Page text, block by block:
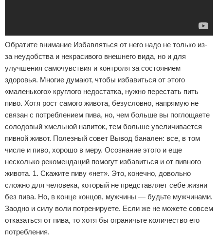
Обратите внимание Избавляться от него надо не только из-
за неудобства и некрасивого внешнего вида, но и для
улучшения самочувствия и контроля за состоянием
здоровья. Многие думают, чтобы избавиться от этого
«маленького» круглого недостатка, нужно перестать пить
пиво. Хотя рост самого живота, безусловно, напрямую не
связан с потреблением пива, но, чем больше вы поглощаете
солодовый хмельной напиток, тем больше увеличивается
пивной живот. Полезный совет Вывод банален: все, в том
числе и пиво, хорошо в меру. Осознание этого и еще
несколько рекомендаций помогут избавиться и от пивного
живота. 1. Скажите пиву «нет». Это, конечно, довольно
сложно для человека, который не представляет себе жизни
без пива. Но, в конце концов, мужчины — будьте мужчинами.
Заодно и силу воли потренируете. Если же не можете совсем
отказаться от пива, то хотя бы ограничьте количество его
потребления.